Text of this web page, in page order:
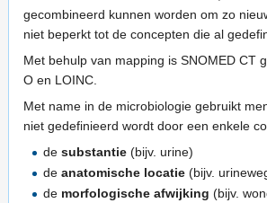
gecombineerd kunnen worden om zo
niet beperkt tot de concepten die al
Met behulp van mapping is SNOMED CT
O en LOINC.
Met name in de microbiologie gebruikt
niet gedefinieerd wordt door een enkele
desubstantie (bijv. urine)
deanatomische locatie (bijv.
de morfologische afwijking (bijv.